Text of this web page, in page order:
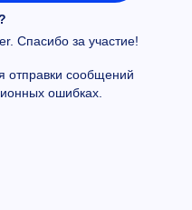
Спасибо за участие!
отправки сообщений
ошибках.